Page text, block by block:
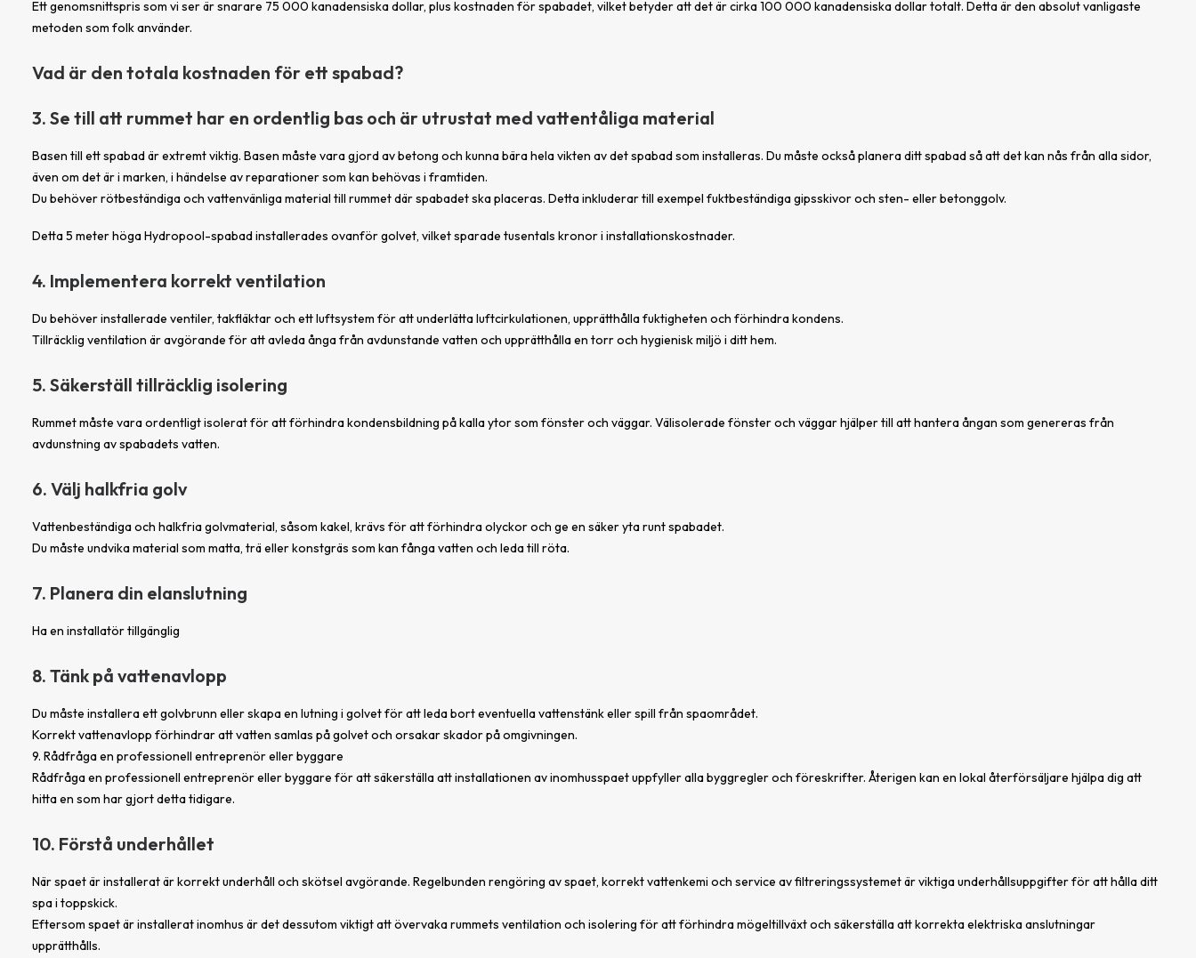
Ett genomsnittspris som vi ser är snarare 75 000 kanadensiska dollar, plus kostnaden för spabadet, vilket betyder att det är cirka 100 000 kanadensiska dollar totalt. Detta är den absolut vanligaste
metoden som folk använder.
Vad är den totala kostnaden för ett spabad?
3. Se till att rummet har en ordentlig bas och är utrustat med vattentåliga material
Basen till ett spabad är extremt viktig. Basen måste vara gjord av betong och kunna bära hela vikten av det spabad som installeras. Du måste också planera ditt spabad så att det kan nås från alla sidor,
även om det är i marken, i händelse av reparationer som kan behövas i framtiden.
Du behöver rötbeständiga och vattenvänliga material till rummet där spabadet ska placeras. Detta inkluderar till exempel fuktbeständiga gipsskivor och sten- eller betonggolv.
Detta 5 meter höga Hydropool-spabad installerades ovanför golvet, vilket sparade tusentals kronor i installationskostnader.
4. Implementera korrekt ventilation
Du behöver installerade ventiler, takfläktar och ett luftsystem för att underlätta luftcirkulationen, upprätthålla fuktigheten och förhindra kondens.
Tillräcklig ventilation är avgörande för att avleda ånga från avdunstande vatten och upprätthålla en torr och hygienisk miljö i ditt hem.
5. Säkerställ tillräcklig isolering
Rummet måste vara ordentligt isolerat för att förhindra kondensbildning på kalla ytor som fönster och väggar. Välisolerade fönster och väggar hjälper till att hantera ångan som genereras från
avdunstning av spabadets vatten.
6. Välj halkfria golv
Vattenbeständiga och halkfria golvmaterial, såsom kakel, krävs för att förhindra olyckor och ge en säker yta runt spabadet.
Du måste undvika material som matta, trä eller konstgräs som kan fånga vatten och leda till röta.
7. Planera din elanslutning
Ha en installatör tillgänglig
8. Tänk på vattenavlopp
Du måste installera ett golvbrunn eller skapa en lutning i golvet för att leda bort eventuella vattenstänk eller spill från spaområdet.
Korrekt vattenavlopp förhindrar att vatten samlas på golvet och orsakar skador på omgivningen.
9. Rådfråga en professionell entreprenör eller byggare
Rådfråga en professionell entreprenör eller byggare för att säkerställa att installationen av inomhusspaet uppfyller alla byggregler och föreskrifter. Återigen kan en lokal återförsäljare hjälpa dig att
hitta en som har gjort detta tidigare.
10. Förstå underhållet
När spaet är installerat är korrekt underhåll och skötsel avgörande. Regelbunden rengöring av spaet, korrekt vattenkemi och service av filtreringssystemet är viktiga underhållsuppgifter för att hålla ditt
spa i toppskick.
Eftersom spaet är installerat inomhus är det dessutom viktigt att övervaka rummets ventilation och isolering för att förhindra mögeltillväxt och säkerställa att korrekta elektriska anslutningar
upprätthålls.